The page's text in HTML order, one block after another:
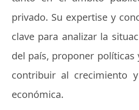
privado. Su expertise y
clave para analizar la
del país, proponer políticas
contribuir al crecimiento
económica.